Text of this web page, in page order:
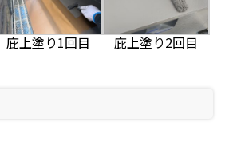
庇上塗り1回目 庇上塗り2回目